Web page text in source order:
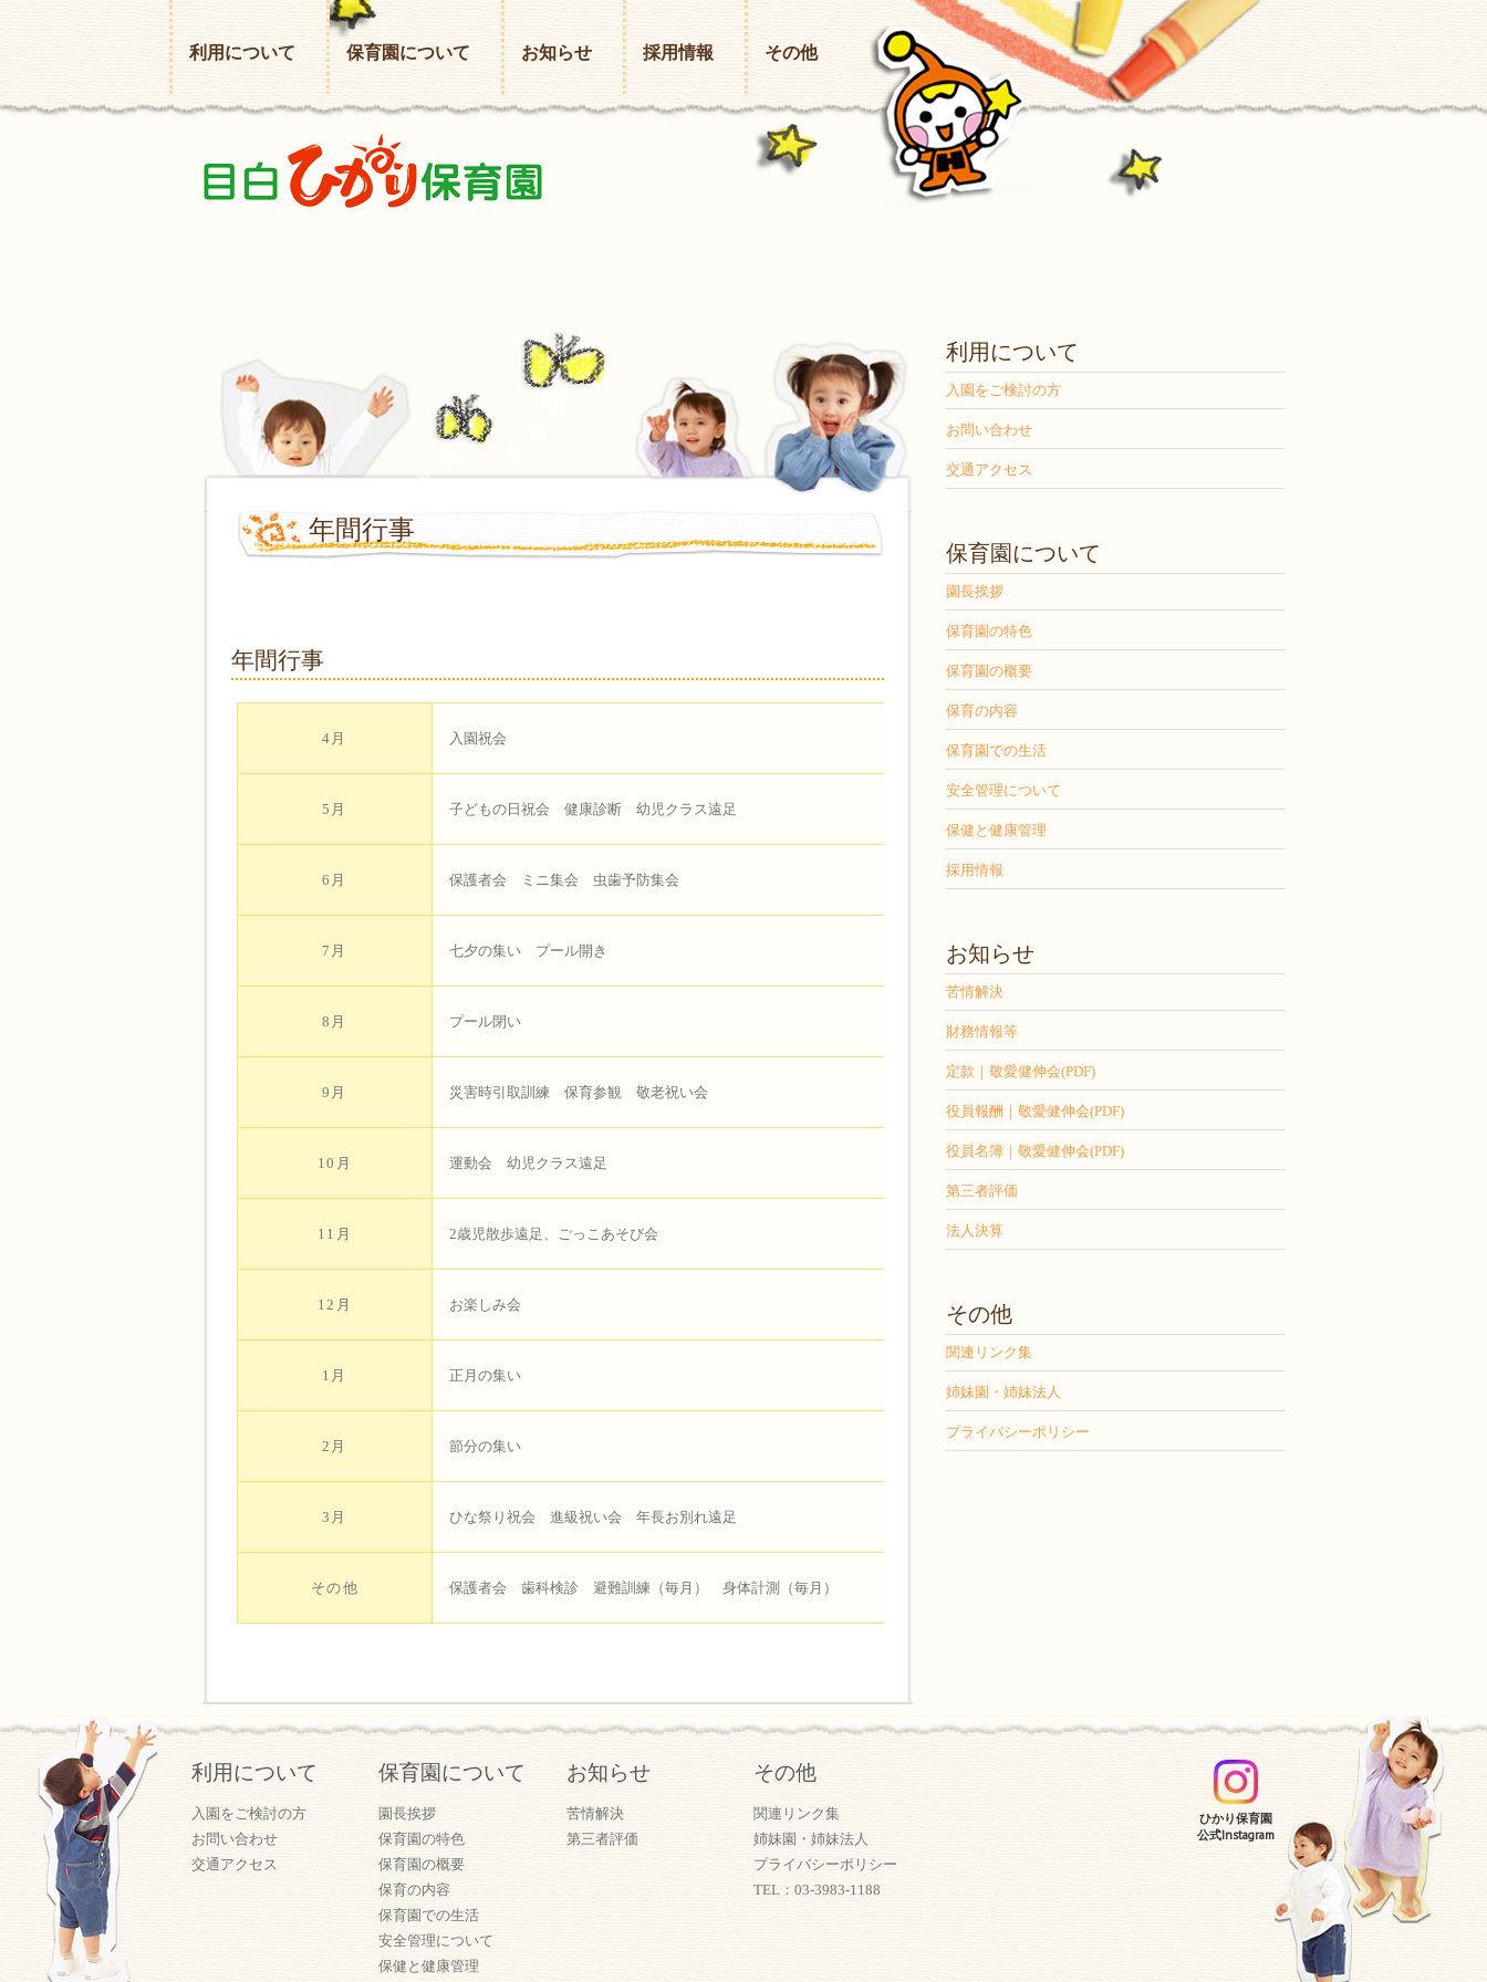
利用について 保育園について お知らせ 採用情報 その他
年間行事
年間行事
4月 入園祝会
5月 子どもの日祝会 健康診断 幼児クラス遠足
6月 保護者会 ミニ集会 虫歯予防集会
7月 七夕の集い プール開き
8月 プール閉い
9月 災害時引取訓練 保育参観 敬老祝い会
10月 運動会 幼児クラス遠足
11月 2歳児散歩遠足、ごっこあそび会
12月 お楽しみ会
1月 正月の集い
2月 節分の集い
3月 ひな祭り祝会 進級祝い会 年長お別れ遠足
その他 保護者会 歯科検診 避難訓練（毎月） 身体計測（毎月）
利用について
入園をご検討の方
お問い合わせ
交通アクセス
保育園について
園長挨拶
保育園の特色
保育園の概要
保育の内容
保育園での生活
安全管理について
保健と健康管理
採用情報
お知らせ
苦情解決
財務情報等
定款｜敬愛健伸会(PDF)
役員報酬｜敬愛健伸会(PDF)
役員名簿｜敬愛健伸会(PDF)
第三者評価
法人決算
その他
関連リンク集
姉妹園・姉妹法人
プライバシーポリシー
ひかり保育園
公式Instagram
利用について
入園をご検討の方
お問い合わせ
交通アクセス
保育園について
園長挨拶
保育園の特色
保育園の概要
保育の内容
保育園での生活
安全管理について
保健と健康管理
お知らせ
苦情解決
第三者評価
その他
関連リンク集
姉妹園・姉妹法人
プライバシーポリシー
TEL：03-3983-1188